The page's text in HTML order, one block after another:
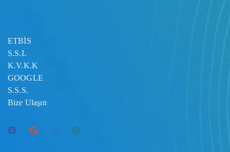
ETBİS
S.S.L
K.V.K.K
GOOGLE
S.S.S.
Bize Ulaşın